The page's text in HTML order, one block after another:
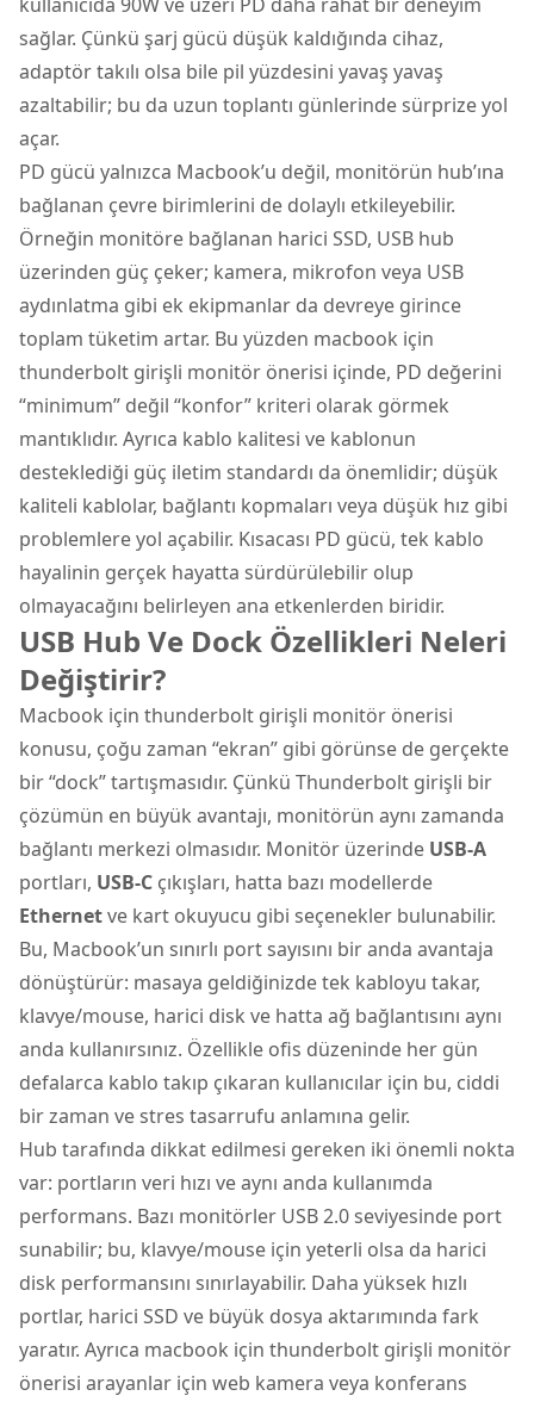
sağlar. Çünkü şarj gücü düşük kaldığında cihaz,
adaptör takılı olsa bile pil yüzdesini yavaş yavaş
azaltabilir; bu da uzun toplantı günlerinde sürprize yol
açar.
PD gücü yalnızca Macbook’u değil, monitörün hub’ına
bağlanan çevre birimlerini de dolaylı etkileyebilir.
Örneğin monitöre bağlanan harici SSD, USB hub
üzerinden güç çeker; kamera, mikrofon veya USB
aydınlatma gibi ek ekipmanlar da devreye girince
toplam tüketim artar. Bu yüzden macbook için
thunderbolt girişli monitör önerisi içinde, PD değerini
“minimum” değil “konfor” kriteri olarak görmek
mantıklıdır. Ayrıca kablo kalitesi ve kablonun
desteklediği güç iletim standardı da önemlidir; düşük
kaliteli kablolar, bağlantı kopmaları veya düşük hız gibi
problemlere yol açabilir. Kısacası PD gücü, tek kablo
hayalinin gerçek hayatta sürdürülebilir olup
olmayacağını belirleyen ana etkenlerden biridir.
USB Hub Ve Dock Özellikleri Neleri
Değiştirir?
Macbook için thunderbolt girişli monitör önerisi
konusu, çoğu zaman “ekran” gibi görünse de gerçekte
bir “dock” tartışmasıdır. Çünkü Thunderbolt girişli bir
çözümün en büyük avantajı, monitörün aynı zamanda
bağlantı merkezi olmasıdır. Monitör üzerinde USB-A
portları, USB-C çıkışları, hatta bazı modellerde
Ethernetve kart okuyucu gibi seçenekler bulunabilir.
Bu, Macbook’un sınırlı port sayısını bir anda avantaja
dönüştürür: masaya geldiğinizde tek kabloyu takar,
klavye/mouse, harici disk ve hatta ağ bağlantısını aynı
anda kullanırsınız. Özellikle ofis düzeninde her gün
defalarca kablo takıp çıkaran kullanıcılar için bu, ciddi
bir zaman ve stres tasarrufu anlamına gelir.
Hub tarafında dikkat edilmesi gereken iki önemli nokta
var: portların veri hızı ve aynı anda kullanımda
performans. Bazı monitörler USB 2.0 seviyesinde port
sunabilir; bu, klavye/mouse için yeterli olsa da harici
disk performansını sınırlayabilir. Daha yüksek hızlı
portlar, harici SSD ve büyük dosya aktarımında fark
yaratır. Ayrıca macbook için thunderbolt girişli monitör
önerisi arayanlar için web kamera veya konferans